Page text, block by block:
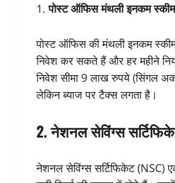
1.पोस्ट ऑफिस मंथली इनकम
पोस्ट ऑफिस की मंथली इनकम स्कीम
निवेश कर सकते हैं और हर महीने
निवेश सीमा 9 लाख रुपये (सिंगल
लेकिन ब्याज पर टैक्स लगता है।
2.नेशनल सेविंग्स
नेशनल सेविंग्स सर्टिफिकेट (NSC)